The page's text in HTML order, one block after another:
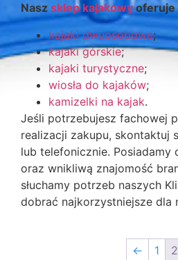
Nasz sklep kajakowyoferuje
kajaki dwuosobowe;
kajaki górskie;
kajaki turystyczne;
wiosła do kajaków;
kamizelki na kajak.
Jeśli potrzebujesz fachowej
realizacji zakupu, skontaktuj
lub telefonicznie. Posiadamy
oraz wnikliwą znajomość
słuchamy potrzeb naszych
dobrać najkorzystniejsze dla
← 1 2